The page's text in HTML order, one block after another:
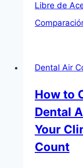
Libre de
Dental Air
How to
Dental
Your
Count